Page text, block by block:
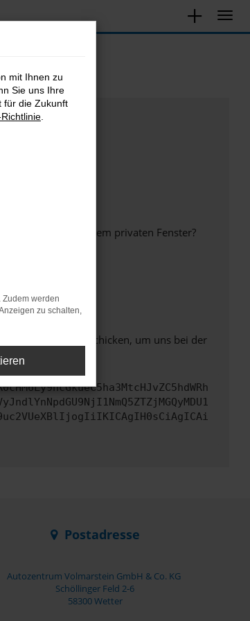
oder in einem privaten Fenster?
werden.
uns diesen Text schicken, um uns bei der
Postadresse
Autozentrum Volmarstein GmbH & Co. KG
Schöllinger Feld 2-6
58300 Wetter
mit Ihnen zu
Sie uns Ihre
für die Zukunft
werden
zu schalten,